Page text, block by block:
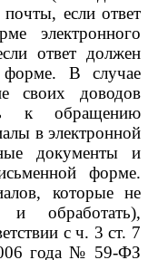
если ответ
электронного
ответ должен
форме. В случае
своих доводов
к обращению
в электронной
документы и
форме.
которые не
и обработать),
с ч. 3 ст. 7
года № 59-ФЗ